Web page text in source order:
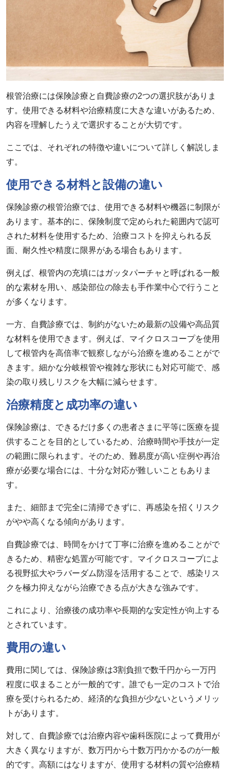
根管治療には保険診療と自費診療の2つの選択肢がありま
す。使用できる材料や治療精度に大きな違いがあるため、
内容を理解したうえで選択することが大切です。
ここでは、それぞれの特徴や違いについて詳しく解説しま
す。
使用できる材料と設備の違い
保険診療の根管治療では、使用できる材料や機器に制限が
あります。基本的に、保険制度で定められた範囲内で認可
された材料を使用するため、治療コストを抑えられる反
面、耐久性や精度に限界がある場合もあります。
例えば、根管内の充填にはガッタパーチャと呼ばれる一般
的な素材を用い、感染部位の除去も手作業中心で行うこと
が多くなります。
一方、自費診療では、制約がないため最新の設備や高品質
な材料を使用できます。例えば、マイクロスコープを使用
して根管内を高倍率で観察しながら治療を進めることがで
きます。細かな分岐根管や複雑な形状にも対応可能で、感
染の取り残しリスクを大幅に減らせます。
治療精度と成功率の違い
保険診療は、できるだけ多くの患者さまに平等に医療を提
供することを目的としているため、治療時間や手技が一定
の範囲に限られます。そのため、難易度が高い症例や再治
療が必要な場合には、十分な対応が難しいこともありま
す。
また、細部まで完全に清掃できずに、再感染を招くリスク
がやや高くなる傾向があります。
自費診療では、時間をかけて丁寧に治療を進めることがで
きるため、精密な処置が可能です。マイクロスコープによ
る視野拡大やラバーダム防湿を活用することで、感染リス
クを極力抑えながら治療できる点が大きな強みです。
これにより、治療後の成功率や長期的な安定性が向上する
とされています。
費用の違い
費用に関しては、保険診療は3割負担で数千円から一万円
程度に収まることが一般的です。誰でも一定のコストで治
療を受けられるため、経済的な負担が少ないというメリッ
トがあります。
対して、自費診療では治療内容や歯科医院によって費用が
大きく異なりますが、数万円から十数万円かかるのが一般
的です。高額にはなりますが、使用する材料の質や治療精